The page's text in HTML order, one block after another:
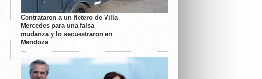
Contrataron a un fletero de Villa
Mercedes para una falsa
mudanza y lo secuestraron en
Mendoza